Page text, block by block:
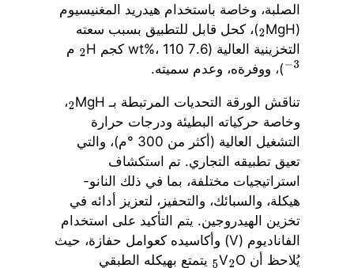
الصلبة، وخاصة باستخدام هيدريد المغنيسيوم
(MgH
2)، كحل قابل للتطبيق بسبب سعته
التخزينية العالية (7.6 wt%، 110 كجم H
2 م
−3 )، ووفرةه، وعدم سميته.
تناقش الورقة التحديات المرتبطة بـ MgH 2،
وخاصة حركياته البطيئة ودرجات حرارة
التشغيل العالية (أكثر من 300 °م)، والتي
تعيق تطبيقه التجاري. تم استكشاف
استراتيجيات مختلفة، بما في ذلك النانو-
هيكلة، والسبائك، والتحفيز، لتعزيز أدائه في
تخزين الهيدروجين. يتم التأكيد على استخدام
الفاناديوم (V) وأكاسيده كعوامل حفازة، حيث
يُلاحظ أن V
2O
5 يتمتع بهيكله الطبقي